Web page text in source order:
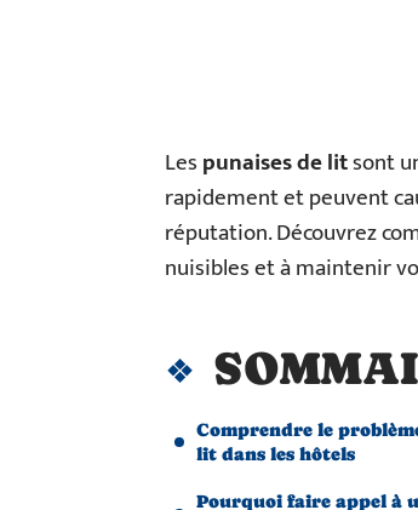
Lespunaises de litsont
rapidement et peuvent
réputation. Découvrez
nuisibles et à maintenir
Comprendre le
lit dans les hôtels
Pourquoi faire appel à